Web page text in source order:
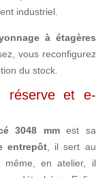
industriel.
à étagères
vous reconfigurez
du stock.
réserve et e-
3048 mmest sa
entrepôt , il sert au
même, en atelier, il